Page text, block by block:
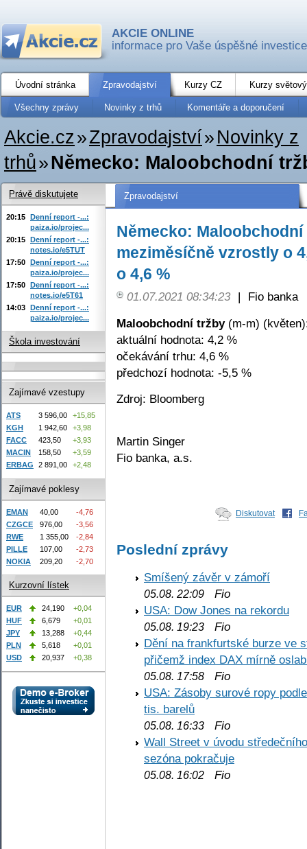
AKCIE ONLINE
informace pro Vaše úspěšné investice
Úvodní stránka Zpravodajství Kurzy CZ Kurzy
Všechny zprávy Novinky z trhů Komentáře a doporučení
Akcie.cz»Zpravodajství» Novinky z
trhů»Německo: Maloobchodní
Zpravodajství
Německo:
meziměsíčně vzrostly o
o 4,6 %
01.07.2021 08:34:23 |
Fio banka
Maloobchodní tržby(m-m)
aktuální hodnota: 4,2 %
očekávání trhu: 4,6 %
předchozí hodnota: -5,5 %
Zdroj: Bloomberg
Martin Singer
Fio banka, a.s.
Diskutovat
Poslední zprávy
Smíšený závěr v zámoří
05.08. 22:09 Fio
USA: Dow Jones na rekordu
05.08. 19:23 Fio
Dění na frankfurtské burze ve
přičemž index DAX mírně
05.08. 17:58 Fio
USA: Zásoby surové ropy
tis. barelů
05.08. 16:33 Fio
Wall Street v úvodu
sezóna pokračuje
05.08. 16:02 Fio
Právě diskutujete
20:15 Denní report -...:
paiza.io/projec...
20:15 Denní report -...:
notes.io/e5TUT
17:50 Denní report -...:
paiza.io/projec...
17:50 Denní report -...:
notes.io/e5T61
14:03 Denní report -...:
paiza.io/projec...
Škola investování
Zajímavé vzestupy
ATS 3 596,00
+15,85
KGH
1 942,60
+3,98
FACC
423,50
+3,93
MACIN
158,50
+3,59
ERBAG
2 891,00 +2,48
Zajímavé poklesy
EMAN 40,00
-4,76
CZGCE
976,00
-3,56
RWE
1 355,00
-2,84
PILLE
107,00
-2,73
NOKIA
209,20 -2,70
Kurzovní lístek
EUR 24,190
+0,04
HUF
6,679
+0,01
JPY
13,288
+0,44
PLN
5,618
+0,01
USD
20,937 +0,38